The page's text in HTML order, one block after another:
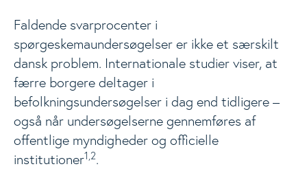
Faldende svarprocenter i
spørgeskemaundersøgelser er ikke et særskilt
dansk problem. Internationale studier viser, at
færre borgere deltager i
befolkningsundersøgelser i dag end tidligere –
også når undersøgelserne gennemføres af
offentlige myndigheder og officielle
institutioner1,2.